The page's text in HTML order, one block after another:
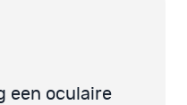
een oculaire